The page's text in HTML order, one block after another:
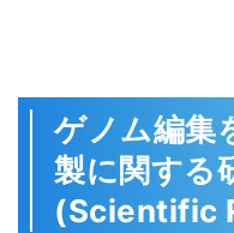
ゲノム編集
製に関する
(Scientific